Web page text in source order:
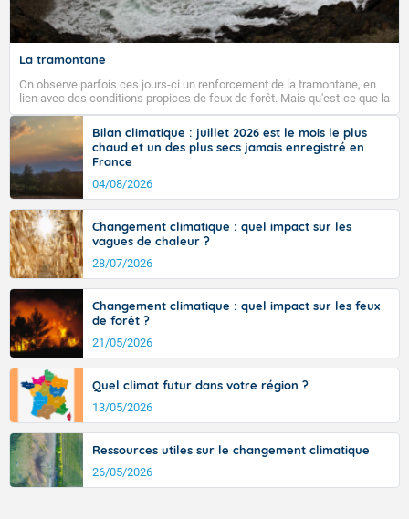
La tramontane
On observe parfois ces jours-ci un renforcement de la tramontane, en
lien avec des conditions propices de feux de forêt. Mais qu'est-ce que la
tramontane ? Quelles sont ses caractéristiques ? La tramontane est un
vent turbulent soufflant de secteur nord-ouest à nord, ou ouest à nord-
ouest, dans un secteur qui part du Roussillon à la vallée de l’Aude et à
l’ouest de l’Hérault. L’étymologie de ce vent vient du latin trasmontanus,
signifiant au-delà des monts, en allusion aux régions montagneuses
d’où provient ce vent.
Bilan climatique : juillet 2026 est le mois le plus
chaud et un des plus secs jamais enregistré en
France
04/08/2026
Changement climatique : quel impact sur les
vagues de chaleur ?
28/07/2026
Changement climatique : quel impact sur les feux
de forêt ?
21/05/2026
Quel climat futur dans votre région ?
13/05/2026
Ressources utiles sur le changement climatique
26/05/2026